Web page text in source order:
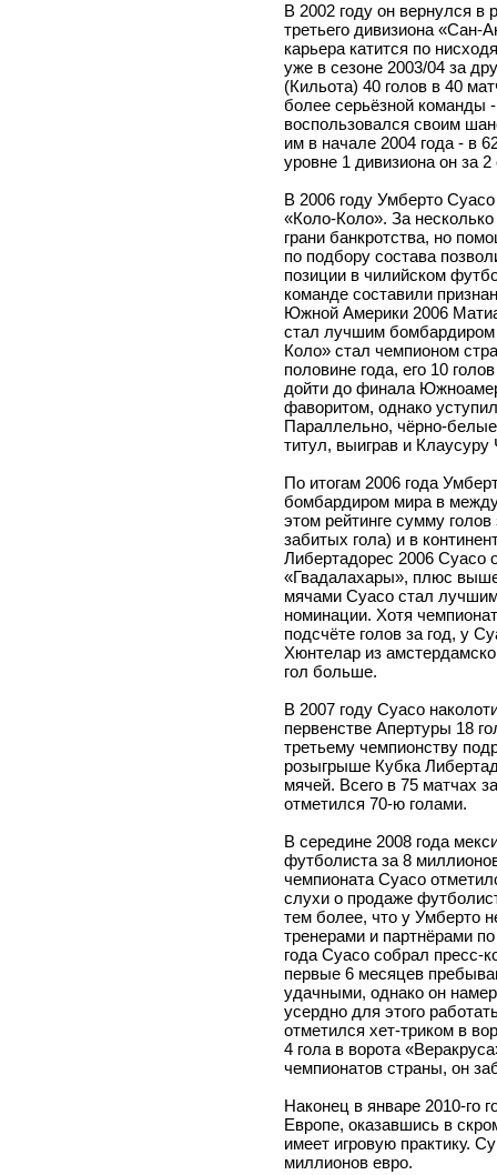
В 2002 году он вернулся в
третьего дивизиона «Сан-
карьера катится по
уже в сезоне 2003/04 за
(Кильота) 40 голов в 40
более серьёзной команды
воспользовался своим
им в начале 2004 года - в
уровне 1 дивизиона он за
В 2006 году Умберто
«Коло-Коло». За
грани банкротства, но
по подбору состава
позиции в чилийском
команде составили
Южной Америки 2006
стал лучшим
Коло» стал чемпионом
половине года, его 10
дойти до финала
фаворитом, однако
Параллельно, чёрно-
титул, выиграв и
По итогам 2006 года
бомбардиром мира в
этом рейтинге сумму
забитых гола) и в
Либертадорес 2006 Суасо
«Гвадалахары», плюс
мячами Суасо стал
номинации. Хотя
подсчёте голов за год, у
Хюнтелар из
гол больше.
В 2007 году Суасо
первенстве Апертуры 18
третьему чемпионству
розыгрыше Кубка
мячей. Всего в 75 матчах
отметился 70-ю голами.
В середине 2008 года
футболиста за 8
чемпионата Суасо
слухи о продаже
тем более, что у Умберто
тренерами и партнёрами
года Суасо собрал пресс-
первые 6 месяцев
удачными, однако он
усердно для этого
отметился хет-триком в
4 гола в ворота
чемпионатов страны, он
Наконец в январе 2010-го
Европе, оказавшись в
имеет игровую практику.
миллионов евро.